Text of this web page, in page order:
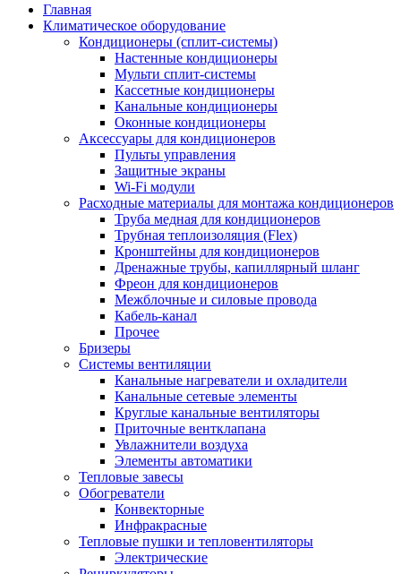
Главная
Климатическое оборудование
Кондиционеры (сплит-системы)
Настенные кондиционеры
Мульти сплит-системы
Кассетные кондиционеры
Канальные кондиционеры
Оконные кондиционеры
Аксессуары для кондиционеров
Пульты управления
Защитные экраны
Wi-Fi модули
Расходные материалы для монтажа кондиционеров
Труба медная для кондиционеров
Трубная теплоизоляция (Flex)
Кронштейны для кондиционеров
Дренажные трубы, капиллярный шланг
Фреон для кондиционеров
Межблочные и силовые провода
Кабель-канал
Прочее
Бризеры
Системы вентиляции
Канальные нагреватели и охладители
Канальные сетевые элементы
Круглые канальные вентиляторы
Приточные вентклапана
Увлажнители воздуха
Элементы автоматики
Тепловые завесы
Обогреватели
Конвекторные
Инфракрасные
Тепловые пушки и тепловентиляторы
Электрические